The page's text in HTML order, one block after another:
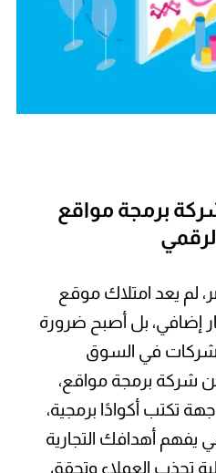
برمجة مواقع
لم يعد امتلاك موقع
إضافي، بل أصبح ضرورة
في السوق
شركة برمجة مواقع،
تكتب أكوادًا برمجية،
أهدافك التجارية
تجذب العملاء وتحقق